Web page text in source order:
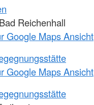
Reichenhall
Google Maps Ansicht
Google Maps Ansicht